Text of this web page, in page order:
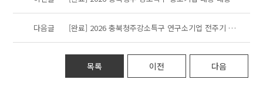
다음글 [완료] 2026 충북청주강소특구 연구소기업 전주기 지원사업 모집공고 [ ~ 4.27.]
목록 이전 다음